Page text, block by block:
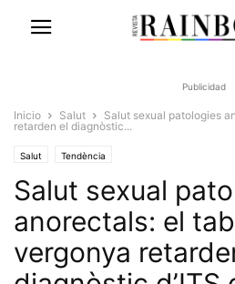
Publicidad
Inicio Salut
Salut sexual patologies
retarden el diagnòstic...
Salut Tendència
Salut sexual
anorectals: el
vergonya